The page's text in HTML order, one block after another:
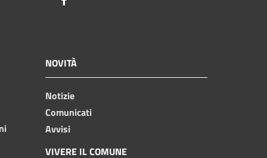
NOVITÀ
Notizie
Comunicati
Avvisi
VIVERE IL COMUNE